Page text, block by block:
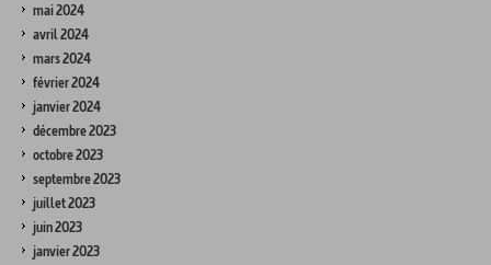
mai 2024
avril 2024
mars 2024
février 2024
janvier 2024
décembre 2023
octobre 2023
septembre 2023
juillet 2023
juin 2023
janvier 2023